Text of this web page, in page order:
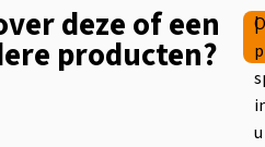
deze of een
producten?
|
u